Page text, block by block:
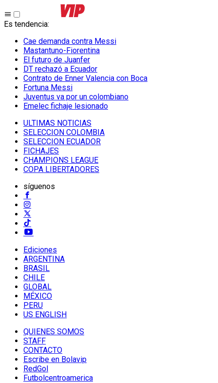
Es tendencia:
Cae demanda contra Messi
Mastantuno-Fiorentina
El futuro de Juanfer
DT rechazó a Ecuador
Contrato de Enner Valencia con Boca
Fortuna Messi
Juventus va por un colombiano
Emelec fichaje lesionado
ULTIMAS NOTICIAS
SELECCION COLOMBIA
SELECCION ECUADOR
FICHAJES
CHAMPIONS LEAGUE
COPA LIBERTADORES
síguenos
Ediciones
ARGENTINA
BRASIL
CHILE
GLOBAL
MÉXICO
PERU
US ENGLISH
QUIENES SOMOS
STAFF
CONTACTO
Escribe en Bolavip
RedGol
Futbolcentroamerica